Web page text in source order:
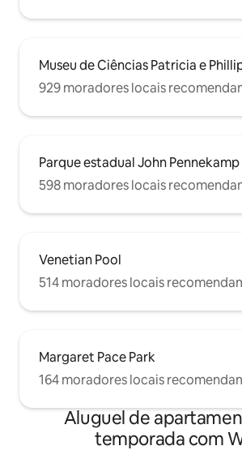
Museu de Ciências Patricia e
929 moradores locais
Parque estadual John
598 moradores locais
Venetian Pool
514 moradores locais
Margaret Pace Park
164 moradores locais
Aluguel de
temporada com